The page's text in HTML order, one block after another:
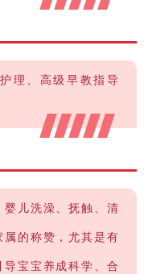
理、高级早教指导
婴儿洗澡、抚触、清
属的称赞，尤其是有
宝宝养成科学、合